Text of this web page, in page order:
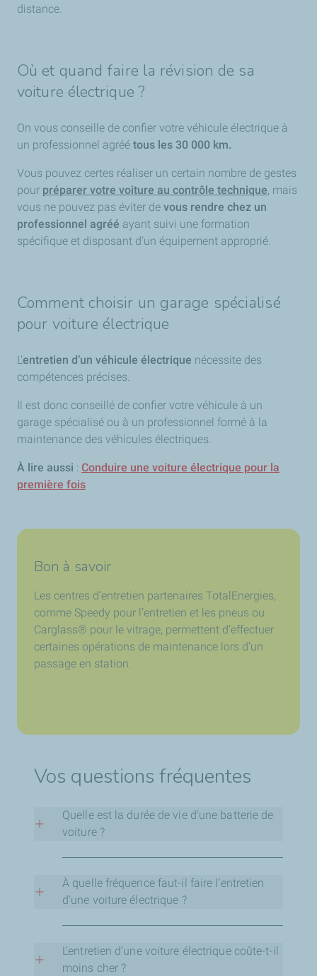
distance.
Où et quand faire la révision de sa
voiture électrique ?
On vous conseille de confier votre véhicule électrique à
un professionnel agréé tous les 30 000 km.
Vous pouvez certes réaliser un certain nombre de gestes
pour préparer votre voiture au contrôle technique, mais
vous ne pouvez pas éviter de vous rendre chez un
professionnel agréé ayant suivi une formation
spécifique et disposant d’un équipement approprié.
Comment choisir un garage spécialisé
pour voiture électrique
L’entretien d’un véhicule électrique nécessite des
compétences précises.
Il est donc conseillé de confier votre véhicule à un
garage spécialisé ou à un professionnel formé à la
maintenance des véhicules électriques.
À lire aussi : Conduire une voiture électrique pour la
première fois
Bon à savoir
Les centres d’entretien partenaires TotalEnergies,
comme Speedy pour l’entretien et les pneus ou
Carglass® pour le vitrage, permettent d’effectuer
certaines opérations de maintenance lors d’un
passage en station.
Vos questions fréquentes
Quelle est la durée de vie d'une batterie de
voiture ?
d’environ 4 à 5 ans. Cette durée peut être
impactée par votre utilisation du véhicule, des
À quelle fréquence faut-il faire l’entretien
d’une voiture électrique ?
révision environ tous les 30 000 kilomètres ou
tous les deux ans.
L’entretien d’une voiture électrique coûte-t-il
moins cher ?